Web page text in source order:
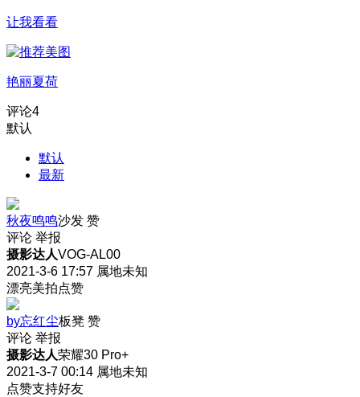
让我看看
艳丽夏荷
评论4
默认
默认
最新
秋夜鸣鸣沙发 赞
评论 举报
摄影达人VOG-AL00
2021-3-6 17:57 属地未知
漂亮美拍点赞
by忘红尘板凳 赞
评论 举报
摄影达人荣耀30 Pro+
2021-3-7 00:14 属地未知
点赞支持好友